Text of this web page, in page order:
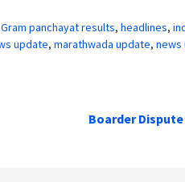
Gram panchayat results, headlines,
update, marathwada update, news
Boarder Dispute ।